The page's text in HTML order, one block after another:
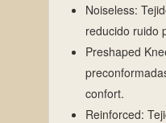
Noiseless:
reducido ruido
Preshaped
confort.
Reinforced: